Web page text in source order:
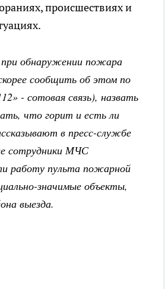
происшествиях и
обнаружении пожара
сообщить об этом по
- сотовая связь), назвать
что горит и есть ли
в пресс-службе
сотрудники МЧС
работу пульта пожарной
значимые объекты,
выезда.